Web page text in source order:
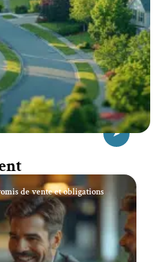
de vente et obligations